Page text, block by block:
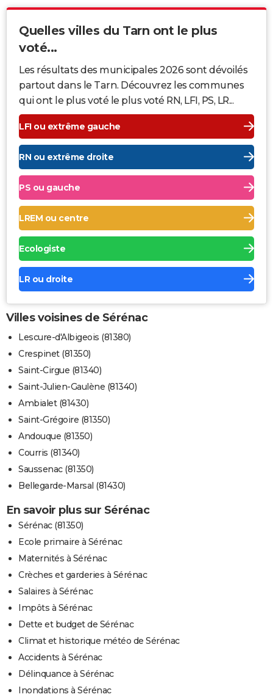
Quelles villes du Tarn ont le plus
voté...
Les résultats des municipales 2026 sont dévoilés
partout dans le Tarn. Découvrez les communes
qui ont le plus voté le plus voté RN, LFI, PS, LR...
LFI ou extrême gauche
RN ou extrême droite
PS ou gauche
LREM ou centre
Ecologiste
LR ou droite
Villes voisines de Sérénac
Lescure-d'Albigeois (81380)
Crespinet (81350)
Saint-Cirgue (81340)
Saint-Julien-Gaulène (81340)
Ambialet (81430)
Saint-Grégoire (81350)
Andouque (81350)
Courris (81340)
Saussenac (81350)
Bellegarde-Marsal (81430)
En savoir plus sur Sérénac
Sérénac (81350)
Ecole primaire à Sérénac
Maternités à Sérénac
Crèches et garderies à Sérénac
Salaires à Sérénac
Impôts à Sérénac
Dette et budget de Sérénac
Climat et historique météo de Sérénac
Accidents à Sérénac
Délinquance à Sérénac
Inondations à Sérénac